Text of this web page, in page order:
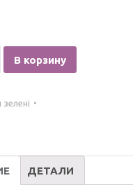
В корзину
зелені
ДЕТАЛИ